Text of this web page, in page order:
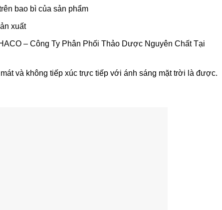
bao bì của sản phẩm
xuất
– Công Ty Phân Phối Thảo Dược Nguyên Chất Tại
và không tiếp xúc trực tiếp với ánh sáng mặt trời là được.